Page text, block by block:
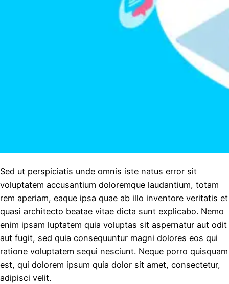
Sed ut perspiciatis unde omnis iste natus error sit
voluptatem accusantium doloremque laudantium, totam
rem aperiam, eaque ipsa quae ab illo inventore veritatis et
quasi architecto beatae vitae dicta sunt explicabo. Nemo
enim ipsam luptatem quia voluptas sit aspernatur aut odit
aut fugit, sed quia consequuntur magni dolores eos qui
ratione voluptatem sequi nesciunt. Neque porro quisquam
est, qui dolorem ipsum quia dolor sit amet, consectetur,
adipisci velit.